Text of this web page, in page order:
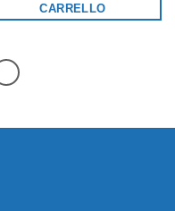
CARRELLO